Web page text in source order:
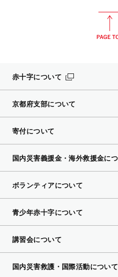
赤十字について
京都府支部について
寄付について
国内災害義援金・海外救援金に
ボランティアについて
青少年赤十字について
講習会について
国内災害救護・国際活動について